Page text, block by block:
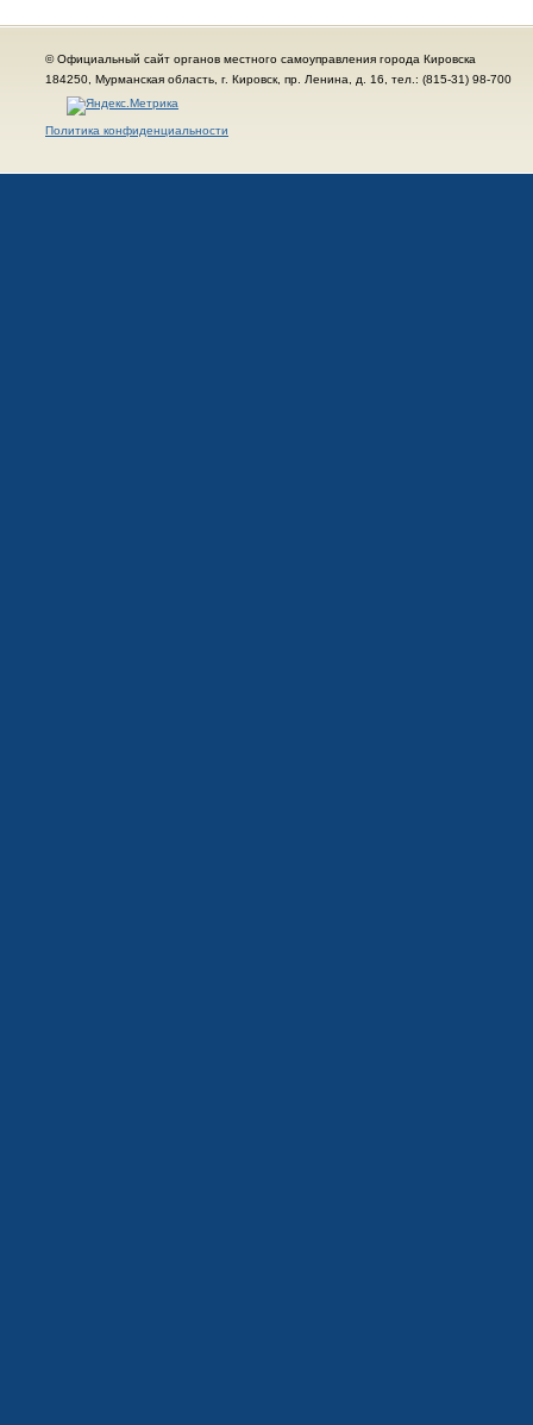
© Официальный сайт органов местного самоуправления города Кировска
184250, Мурманская область, г. Кировск, пр. Ленина, д. 16, тел.: (815-31) 98-700
Политика конфиденциальности